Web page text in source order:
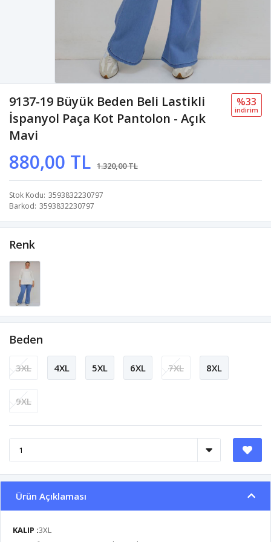
9137-19 Büyük Beden Beli Lastikli
İspanyol Paça Kot Pantolon - Açık
Mavi
880,00 TL 1.320,00 TL
%33
i̇ndi̇ri̇m
Stok Kodu 3593832230797
Barkod 3593832230797
Renk
Beden
3XL 4XL 5XL 6XL 7XL 8XL
9XL
Ürün Açıklaması
KALIP :3XL